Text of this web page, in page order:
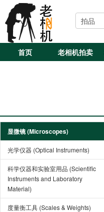
首页 老相机拍卖
显微镜 (Microscopes)
光学仪器 (Optical Instruments)
科学仪器和实验室用品 (Scientific
Instruments and Laboratory
Material)
度量衡工具 (Scales & Weights)